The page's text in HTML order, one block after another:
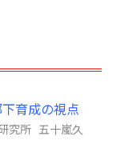
育成の視点
究所 五十嵐久